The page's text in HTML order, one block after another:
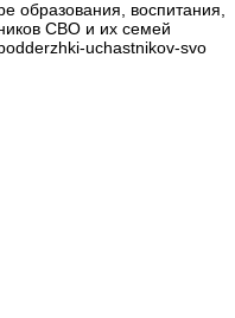
образования, воспитания,
СВО и их семей
uchastnikov-svo